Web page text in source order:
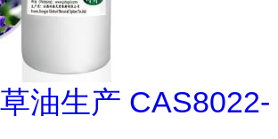
油生产 CAS8022-